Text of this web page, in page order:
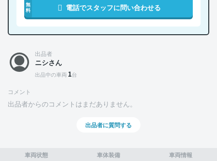
無
料
電話でスタッフに問い合わせる
車両状態 車体装備 車両情報
出品者
ニシさん
出品中の車両 1台
コメント
出品者からのコメントはまだありません。
出品者に質問する